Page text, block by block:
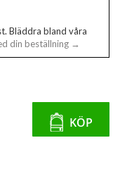
Bläddra bland våra
din beställning →
KÖP